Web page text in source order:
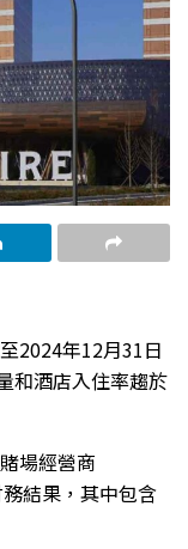
2024年12月31日
和酒店入住率趨於
場經營商
結果，其中包含